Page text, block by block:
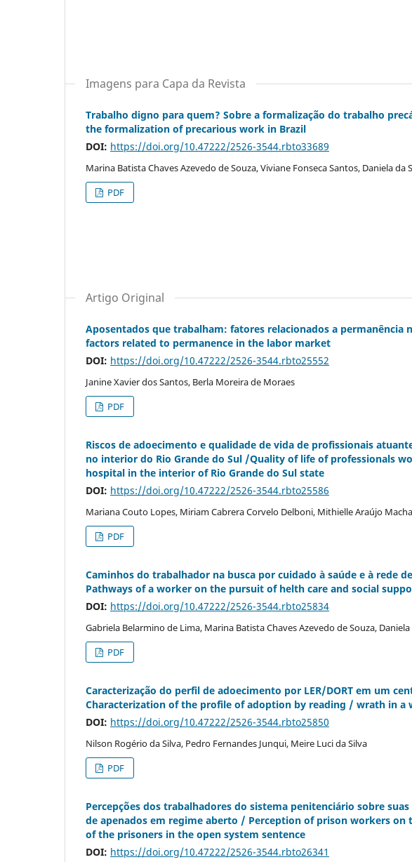
Imagens para Capa da Revista
Trabalho digno para quem? Sobre a formalização do trabalho
the formalization of precarious work in Brazil
DOI: https://doi.org/10.47222/2526-3544.rbto33689
Marina Batista Chaves Azevedo de Souza, Viviane Fonseca Santos, Daniela da
PDF
Artigo Original
Aposentados que trabalham: fatores relacionados a
factors related to permanence in the labor market
DOI: https://doi.org/10.47222/2526-3544.rbto25552
Janine Xavier dos Santos, Berla Moreira de Moraes
PDF
Riscos de adoecimento e qualidade de vida de profissionais
no interior do Rio Grande do Sul /Quality of life of professionals
hospital in the interior of Rio Grande do Sul state
DOI: https://doi.org/10.47222/2526-3544.rbto25586
Mariana Couto Lopes, Miriam Cabrera Corvelo Delboni, Mithielle Araújo
PDF
Caminhos do trabalhador na busca por cuidado à saúde e à rede
Pathways of a worker on the pursuit of helth care and social
DOI: https://doi.org/10.47222/2526-3544.rbto25834
Gabriela Belarmino de Lima, Marina Batista Chaves Azevedo de Souza,
PDF
Caracterização do perfil de adoecimento por LER/DORT em um
Characterization of the profile of adoption by reading / wrath in a
DOI: https://doi.org/10.47222/2526-3544.rbto25850
Nilson Rogério da Silva, Pedro Fernandes Junqui, Meire Luci da Silva
PDF
Percepções dos trabalhadores do sistema penitenciário sobre
de apenados em regime aberto / Perception of prison workers
of the prisoners in the open system sentence
DOI: https://doi.org/10.47222/2526-3544.rbto26341